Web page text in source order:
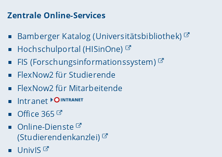
Zentrale Online-Services
Bamberger Katalog (Universitätsbibliothek)
Hochschulportal (HISinOne)
FIS (Forschungsinformationssystem)
FlexNow2 für Studierende
FlexNow2 für Mitarbeitende
Intranet
Office 365
Online-Dienste
(Studierendenkanzlei)
UnivIS